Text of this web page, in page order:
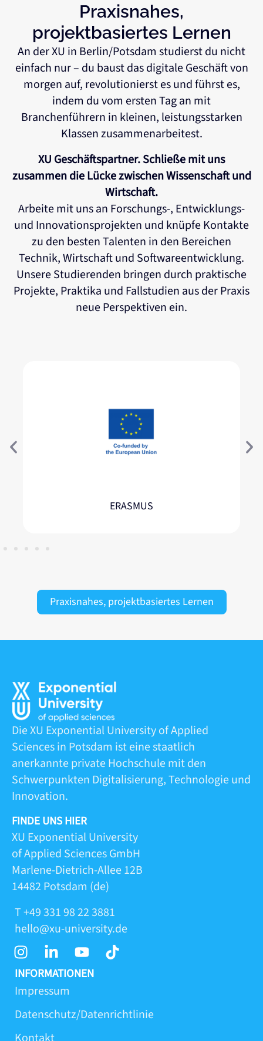
Praxisnahes,
projektbasiertes Lernen
An der XU in Berlin/Potsdam studierst du nicht
einfach nur – du baust das digitale Geschäft von
morgen auf, revolutionierst es und führst es,
indem du vom ersten Tag an mit
Branchenführern in kleinen, leistungsstarken
Klassen zusammenarbeitest.
XU Geschäftspartner. Schließe mit uns
zusammen die Lücke zwischen Wissenschaft und
Wirtschaft.
Arbeite mit uns an Forschungs-, Entwicklungs-
und Innovationsprojekten und knüpfe Kontakte
zu den besten Talenten in den Bereichen
Technik, Wirtschaft und Softwareentwicklung.
Unsere Studierenden bringen durch praktische
Projekte, Praktika und Fallstudien aus der Praxis
neue Perspektiven ein.
ERASMUS
Praxisnahes, projektbasiertes Lernen
Die XU Exponential University of Applied
Sciences in Potsdam ist eine staatlich
anerkannte private Hochschule mit den
Schwerpunkten Digitalisierung, Technologie und
Innovation.
FINDE UNS HIER
XU Exponential University
of Applied Sciences GmbH
Marlene-Dietrich-Allee 12B
14482 Potsdam (de)
T +49 331 98 22 3881
hello@xu-university.de
I
n
s
t
g
r
L
i
n
k
e
d
i
Y
o
u
b
T
i
k
INFORMATIONEN
Impressum
Datenschutz/Datenrichtlinie